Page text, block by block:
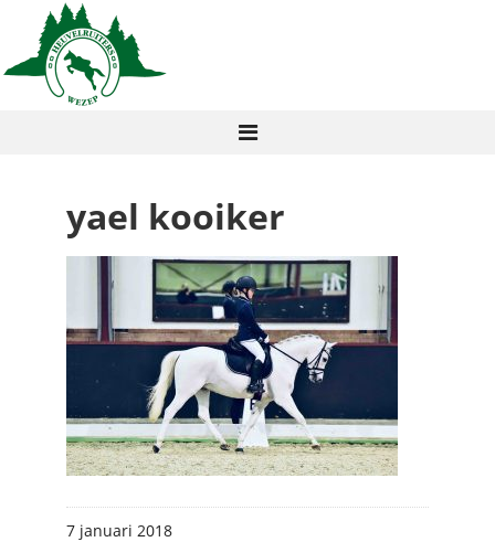
yael kooiker
7 januari 2018